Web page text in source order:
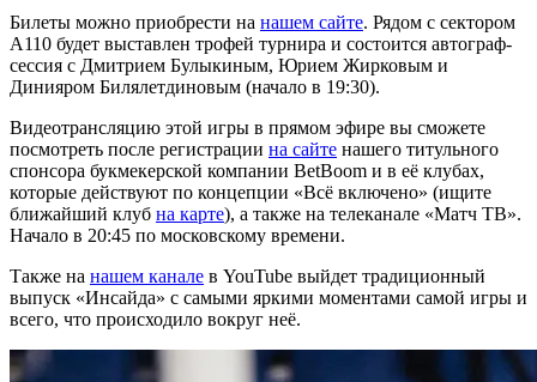
Билеты можно приобрести на нашем сайте. Рядом с сектором
А110 будет выставлен трофей турнира и состоится автограф-
сессия с Дмитрием Булыкиным, Юрием Жирковым и
Динияром Билялетдиновым (начало в 19:30).
Видеотрансляцию этой игры в прямом эфире вы сможете
посмотреть после регистрации на сайте нашего титульного
спонсора букмекерской компании BetBoom и в её клубах,
которые действуют по концепции «Всё включено» (ищите
ближайший клуб на карте), а также на телеканале «Матч ТВ».
Начало в 20:45 по московскому времени.
Также на нашем канале в YouTube выйдет традиционный
выпуск «Инсайда» с самыми яркими моментами самой игры и
всего, что происходило вокруг неё.